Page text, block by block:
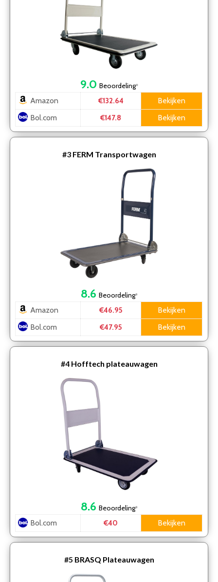
9.0 Beoordeling*
Amazon €132.64
Bekijken
Bol.com
€147.8 Bekijken
#3 FERM Transportwagen
8.6 Beoordeling*
Amazon €46.95
Bekijken
Bol.com
€47.95 Bekijken
#4 Hofftech plateauwagen
8.6 Beoordeling*
Bol.com €40 Bekijken
#5 BRASQ Plateauwagen